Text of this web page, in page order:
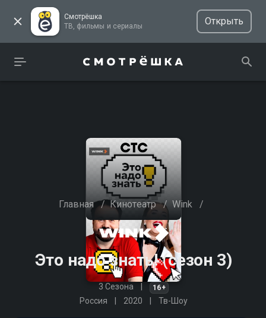
Смотрёшка
ТВ, фильмы и сериалы
Открыть
Главная / Кинотеатр / Wink /
Это надо знать! (сезон 3)
3 Сезона 16+
Россия 2020 Тв-Шоу